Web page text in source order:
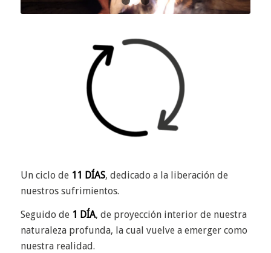
1 2 3
Un ciclo de 11 DÍAS, dedicado a la liberación de
nuestros sufrimientos.
Seguido de 1 DÍA, de proyección interior de nuestra
naturaleza profunda, la cual vuelve a emerger como
nuestra realidad.